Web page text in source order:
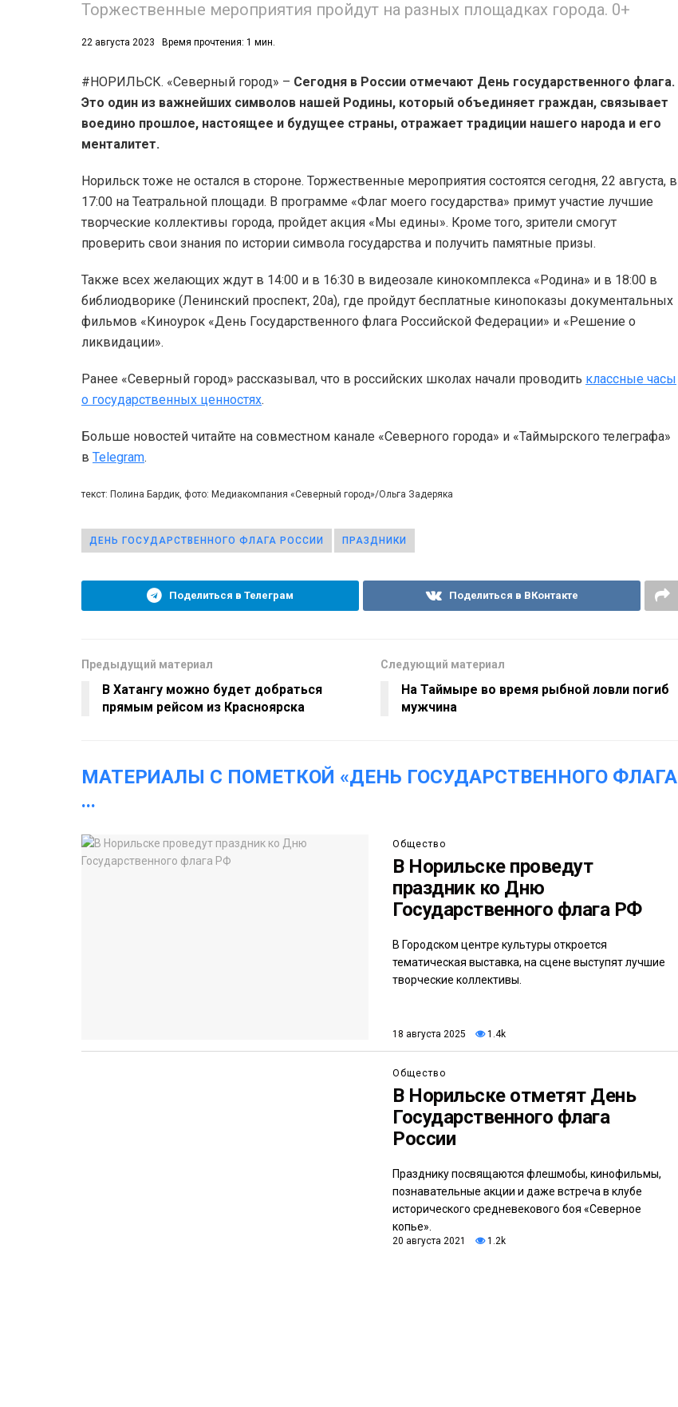
Торжественные мероприятия пройдут на разных площадках города. 0+
22 августа 2023 Время прочтения: 1 мин.
#НОРИЛЬСК. «Северный город» – Сегодня в России отмечают День государственного флага.
Это один из важнейших символов нашей Родины, который объединяет граждан, связывает
воедино прошлое, настоящее и будущее страны, отражает традиции нашего народа и его
менталитет.
Норильск тоже не остался в стороне. Торжественные мероприятия состоятся сегодня, 22 августа, в
17:00 на Театральной площади. В программе «Флаг моего государства» примут участие лучшие
творческие коллективы города, пройдет акция «Мы едины». Кроме того, зрители смогут
проверить свои знания по истории символа государства и получить памятные призы.
Также всех желающих ждут в 14:00 и в 16:30 в видеозале кинокомплекса «Родина» и в 18:00 в
библиодворике (Ленинский проспект, 20а), где пройдут бесплатные кинопоказы документальных
фильмов «Киноурок «День Государственного флага Российской Федерации» и «Решение о
ликвидации».
Ранее «Северный город» рассказывал, что в российских школах начали проводить классные часы
о государственных ценностях.
Больше новостей читайте на совместном канале «Северного города» и «Таймырского телеграфа»
в Telegram.
текст: Полина Бардик, фото: Медиакомпания «Северный город»/Ольга Задеряка
ДЕНЬ ГОСУДАРСТВЕННОГО ФЛАГА РОССИИ ПРАЗДНИКИ
Поделиться в Телеграм Поделиться в ВКонтакте
Предыдущий материал
В Хатангу можно будет добраться
прямым рейсом из Красноярска
Следующий материал
На Таймыре во время рыбной ловли погиб
мужчина
МАТЕРИАЛЫ С ПОМЕТКОЙ «ДЕНЬ ГОСУДАРСТВЕННОГО ФЛАГА
...
Общество
В Норильске проведут
праздник ко Дню
Государственного флага РФ
В Городском центре культуры откроется
тематическая выставка, на сцене выступят лучшие
творческие коллективы.
18 августа 2025 1.4k
Общество
В Норильске отметят День
Государственного флага
России
Празднику посвящаются флешмобы, кинофильмы,
познавательные акции и даже встреча в клубе
исторического средневекового боя «Северное
копье».
20 августа 2021 1.2k